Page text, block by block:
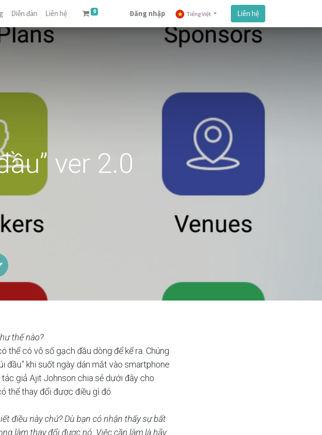
Diễn đàn Liên hệ 0 Đăng nhập Tiếng Việt Liên hệ
ver 2.0
thế nào?
thể có vô số gạch đầu dòng để kể ra. Chúng
đầu” khi suốt ngày dán mắt vào smartphone
giả Ajit Johnson chia sẻ dưới đây cho
thể thay đổi được điều gì đó.
điều này chứ? Dù bạn có nhận thấy sự bất
làm thay đổi được nó. Việc cần làm là hãy